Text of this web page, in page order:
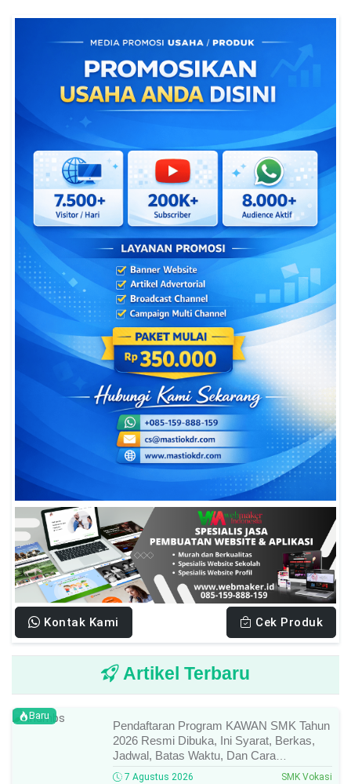
Kontak Kami Cek Produk
Artikel Terbaru
Baru
Pendaftaran Program KAWAN SMK Tahun
2026 Resmi Dibuka, Ini Syarat, Berkas,
Jadwal, Batas Waktu, Dan Cara
Pendaftarannya!
7 Agustus 2026 SMK Vokasi